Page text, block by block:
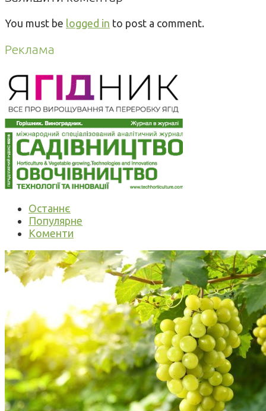
You must be logged in to post a comment.
Реклама
Останнє
Популярне
Коменти